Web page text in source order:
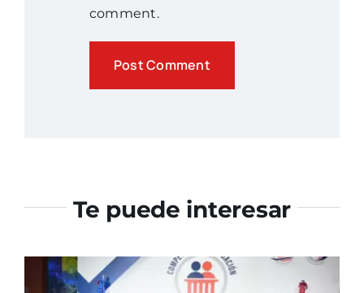
comment.
Te puede interesar